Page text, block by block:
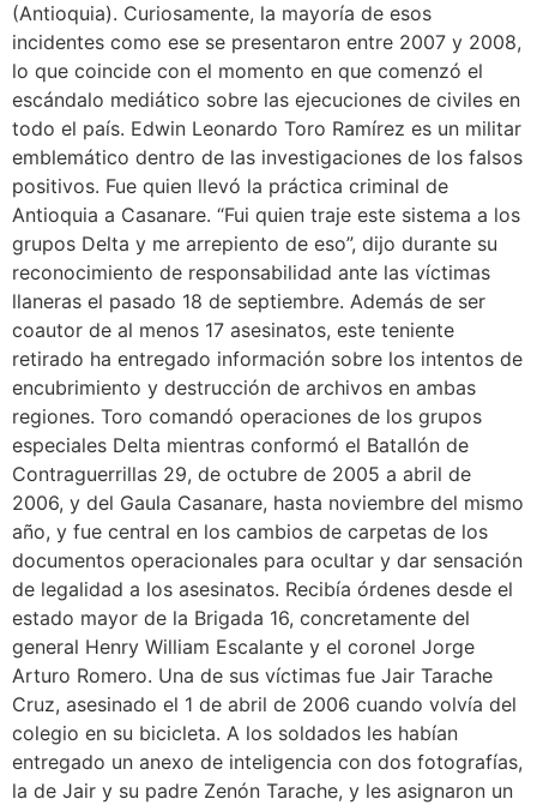
(Antioquia). Curiosamente, la mayoría de esos
incidentes como ese se presentaron entre 2007 y 2008,
lo que coincide con el momento en que comenzó el
escándalo mediático sobre las ejecuciones de civiles en
todo el país. Edwin Leonardo Toro Ramírez es un militar
emblemático dentro de las investigaciones de los falsos
positivos. Fue quien llevó la práctica criminal de
Antioquia a Casanare. “Fui quien traje este sistema a los
grupos Delta y me arrepiento de eso”, dijo durante su
reconocimiento de responsabilidad ante las víctimas
llaneras el pasado 18 de septiembre. Además de ser
coautor de al menos 17 asesinatos, este teniente
retirado ha entregado información sobre los intentos de
encubrimiento y destrucción de archivos en ambas
regiones. Toro comandó operaciones de los grupos
especiales Delta mientras conformó el Batallón de
Contraguerrillas 29, de octubre de 2005 a abril de
2006, y del Gaula Casanare, hasta noviembre del mismo
año, y fue central en los cambios de carpetas de los
documentos operacionales para ocultar y dar sensación
de legalidad a los asesinatos. Recibía órdenes desde el
estado mayor de la Brigada 16, concretamente del
general Henry William Escalante y el coronel Jorge
Arturo Romero. Una de sus víctimas fue Jair Tarache
Cruz, asesinado el 1 de abril de 2006 cuando volvía del
colegio en su bicicleta. A los soldados les habían
entregado un anexo de inteligencia con dos fotografías,
la de Jair y su padre Zenón Tarache, y les asignaron un